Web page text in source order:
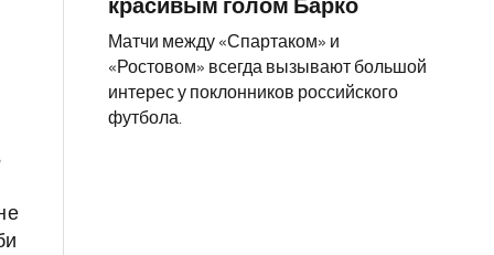
красивым голом Барко
Матчи между «Спартаком» и
«Ростовом» всегда вызывают большой
интерес у поклонников российского
футбола.